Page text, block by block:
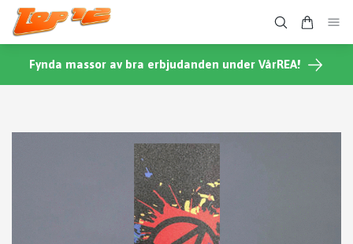
Fynda massor av bra erbjudanden under VårREA!